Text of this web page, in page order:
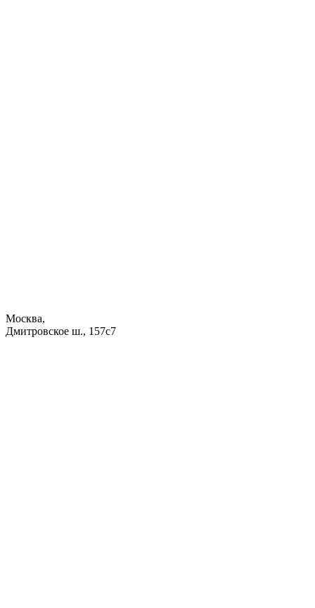
Москва,
Дмитровское ш., 157с7